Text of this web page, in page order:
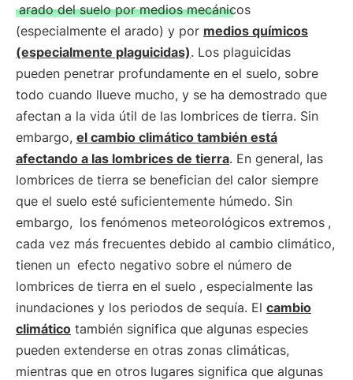
arado del suelo por medios mecánicos
(especialmente el arado) y por medios químicos
(especialmente plaguicidas). Los plaguicidas
pueden penetrar profundamente en el suelo, sobre
todo cuando llueve mucho, y se ha demostrado que
afectan a la vida útil de las lombrices de tierra. Sin
embargo, el cambio climático también está
afectando a las lombrices de tierra. En general, las
lombrices de tierra se benefician del calor siempre
que el suelo esté suficientemente húmedo. Sin
embargo, los fenómenos meteorológicos extremos ,
cada vez más frecuentes debido al cambio climático,
tienen un efecto negativo sobre el número de
lombrices de tierra en el suelo , especialmente las
inundaciones y los periodos de sequía. El cambio
climático también significa que algunas especies
pueden extenderse en otras zonas climáticas,
mientras que en otros lugares significa que algunas